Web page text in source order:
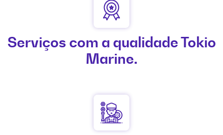
Serviços com a qualidade Tokio
Marine.